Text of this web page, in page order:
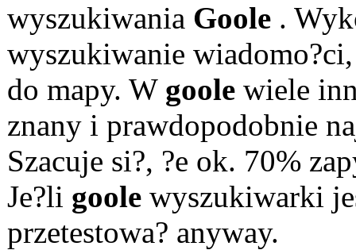
wyszukiwania Goole .
wyszukiwanie
do mapy. W goolewiele
znany i prawdopodobnie
Szacuje si?, ?e ok. 70%
Je?li goolewyszukiwarki
przetestowa? anyway.